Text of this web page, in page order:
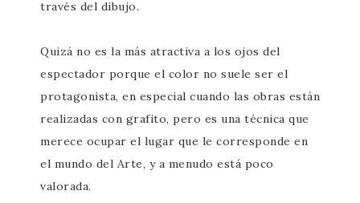
través del dibujo.
Quizá no es la más atractiva a los ojos del
espectador porque el color no suele ser el
protagonista, en especial cuando las obras están
realizadas con grafito, pero es una técnica que
merece ocupar el lugar que le corresponde en
el mundo del Arte, y a menudo está poco
valorada.